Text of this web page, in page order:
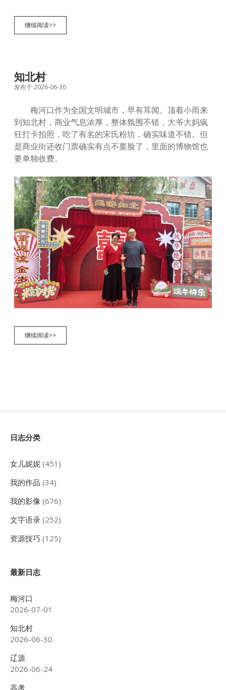
继续阅读>>梅
河
知北村
发布于 2026-06-30
梅河口作为全国文明城市，早有耳闻。顶着小雨来
到知北村，商业气息浓厚，整体氛围不错，大爷大妈疯
狂打卡拍照，吃了有名的宋氏粉坊，确实味道不错。但
是商业街还收门票确实有点不要脸了，里面的博物馆也
要单独收费。
继续阅读>>知
北
Sidebar
日志分类
女儿妮妮 (451)
我的作品 (34)
我的影像 (676)
文字语录 (252)
资源技巧 (125)
最新日志
梅河口
2026-07-01
知北村
2026-06-30
辽源
2026-06-24
高考